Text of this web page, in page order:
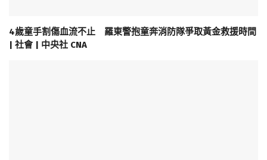
4歲童手割傷血流不止 羅東警抱童奔消防隊爭取黃金救援時間
| 社會 | 中央社 CNA